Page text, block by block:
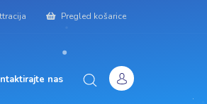
Pregled košarice
nas